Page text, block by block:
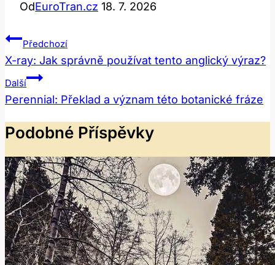
OdEuroTran.cz 18. 7. 2026
Navigace
Pro
Příspěvek
Předchozí
X-ray: Jak správně používat tento anglický výraz?
Další
Perennial: Překlad a význam této botanické fráze
Podobné Příspěvky